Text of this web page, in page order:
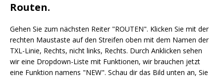
Routen.
Gehen Sie zum nächsten Reiter "ROUTEN". Klicken Sie mit der
rechten Maustaste auf den Streifen oben mit dem Namen der
TXL-Linie, Rechts, nicht links, Rechts. Durch Anklicken sehen
wir eine Dropdown-Liste mit Funktionen, wir brauchen jetzt
eine Funktion namens "NEW". Schau dir das Bild unten an, Sie